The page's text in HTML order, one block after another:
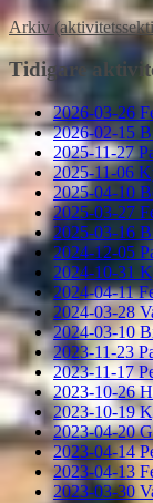
Arkiv
Tidigare
2026-03-26
2026-02-15
2025-11-27
2025-11-06
2025-04-10
2025-03-27
2025-03-16
2024-12-05
2024-10-31
2024-04-11
2024-03-28
2024-03-10
2023-11-23
2023-11-17
2023-10-26
2023-10-19
2023-04-20
2023-04-14
2023-04-13
2023-03-30